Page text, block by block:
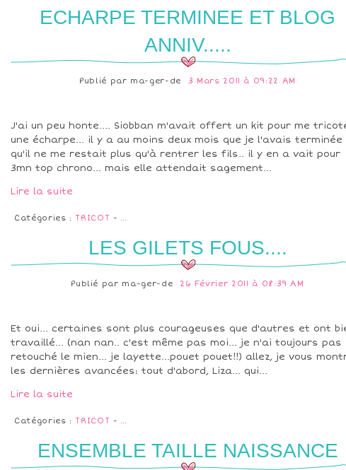
ECHARPE TERMINEE ET BLOG
ANNIV.....
Publié par ma-ger-de 3 Mars 2011 à 09:22 AM
J'ai un peu honte.... Siobban m'avait offert un kit pour me
une écharpe... il y a au moins deux mois que je l'avais terminée
qu'il ne me restait plus qu'à rentrer les fils.. il y en a vait pour
3mn top chrono... mais elle attendait sagement...
Lire la suite
Catégories : TRICOT - …
LES GILETS FOUS....
Publié par ma-ger-de 26 Février 2011 à 08:39 AM
Et oui... certaines sont plus courageuses que d'autres et ont
travaillé... (nan nan.. c'est même pas moi... je n'ai toujours pas
retouché le mien... je layette...pouet pouet!!) allez, je vous
les dernières avancées: tout d'abord, Liza... qui...
Lire la suite
Catégories : TRICOT - …
ENSEMBLE TAILLE NAISSANCE